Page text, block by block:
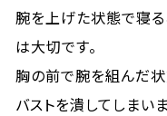
腕を上げた状態で寝る
は大切です。
胸の前で腕を組んだ状
バストを潰してしまい